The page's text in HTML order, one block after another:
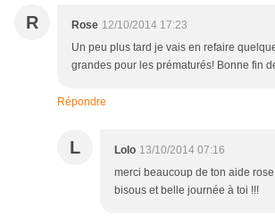
R Rose 12/10/2014 17:23
Un peu plus tard je vais en refaire
grandes pour les prématurés! Bonne fin
Répondre
L Lolo 13/10/2014 07:16
merci beaucoup de ton aide
bisous et belle journée à toi !!!